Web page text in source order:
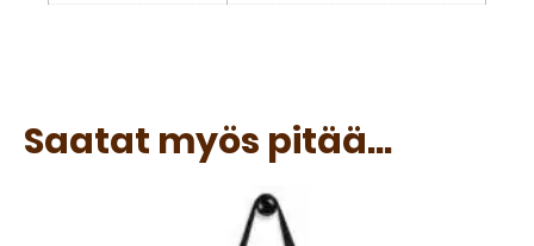
Saatat myös pitää...